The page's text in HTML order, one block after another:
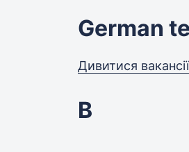
German
Дивитися
В